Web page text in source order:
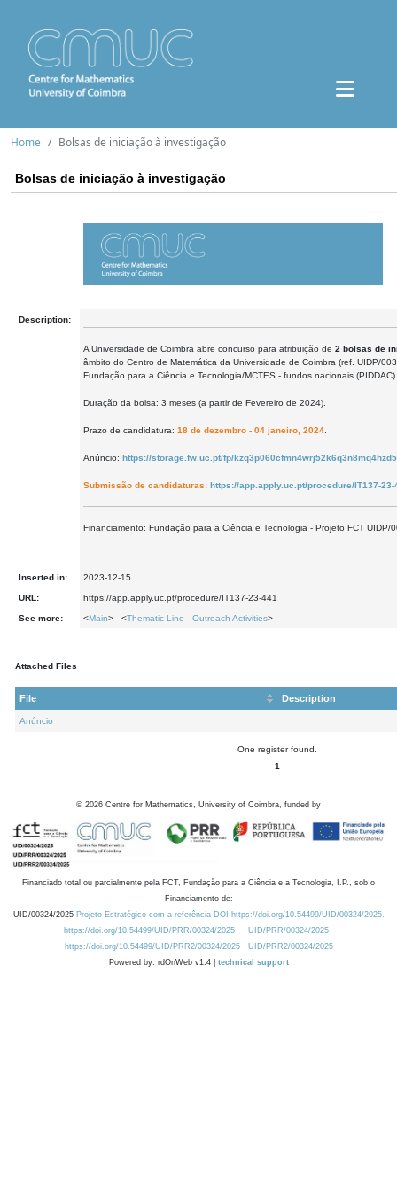
Home Bolsas de iniciação à investigação
Bolsas de iniciação à investigação
Description:
A Universidade de Coimbra abre concurso para atribuição de 2 bolsas de
âmbito do Centro de Matemática da Universidade de Coimbra (ref. UIDP/
Fundação para a Ciência e Tecnologia/MCTES - fundos nacionais (PIDDAC).
Duração da bolsa: 3 meses (a partir de Fevereiro de 2024).
Prazo de candidatura: 18 de dezembro - 04 janeiro, 2024
Anúncio: https://storage.fw.uc.pt/fp/
Submissão de candidaturas: https://app.apply.uc.pt/procedure/IT137-23-
Financiamento: Fundação para a Ciência e Tecnologia - Projeto FCT
Inserted in: 2023-12-15
URL: https://app.apply.uc.pt/procedure/IT137-23-441
See more: <Main> <Thematic Line - Outreach Activities>
Attached Files
File Description
Anúncio
One register found.
1
© 2026 Centre for Mathematics, University of Coimbra, funded by
Financiado total ou parcialmente pela FCT, Fundação para a Ciência e a Tecnologia, I.P., sob o
Financiamento de:
UID/00324/2025 Projeto Estratégico com a referência DOI https://doi.org/10.54499/UID/00324/2025.
https://doi.org/10.54499/UID/PRR/00324/2025
UID/PRR/00324/2025
https://doi.org/10.54499/UID/PRR2/00324/2025
UID/PRR2/00324/2025
Powered by: rdOnWeb v1.4 | technical support